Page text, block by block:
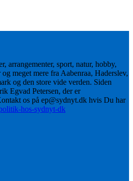
arrangementer, sport, natur, hobby,
meget mere fra Aabenraa, Haderslev,
og den store vide verden. Siden
Egvad Petersen, der er
os på ep@sydnyt.dk hvis Du har
hos-sydnyt-dk